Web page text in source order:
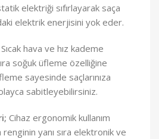
elektriği sıfırlayarak saça
elektrik enerjisini yok eder.
Sıcak hava ve hız kademe
soğuk üfleme özelliğine
sayesinde saçlarınıza
sabitleyebilirsiniz.
Cihaz ergonomik kullanım
renginin yanı sıra elektronik ve